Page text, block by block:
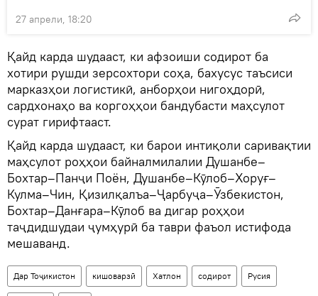
27 апрели, 18:20
Қайд карда шудааст, ки афзоиши содирот ба
хотири рушди зерсохтори соҳа, бахусус таъсиси
марказҳои логистикӣ, анборҳои нигоҳдорӣ,
сардхонаҳо ва коргоҳҳои бандубасти маҳсулот
сурат гирифтааст.
Қайд карда шудааст, ки барои интиқоли саривақтии
маҳсулот роҳҳои байналмилалии Душанбе–
Бохтар–Панҷи Поён, Душанбе–Кӯлоб–Хоруғ–
Кулма–Чин, Қизилқалъа–Ҷарбуҷа–Ӯзбекистон,
Бохтар–Данғара–Кӯлоб ва дигар роҳҳои
таҷдидшудаи ҷумҳурӣ ба таври фаъол истифода
мешаванд.
Дар Тоҷикистон кишоварзӣ Хатлон содирот Русия